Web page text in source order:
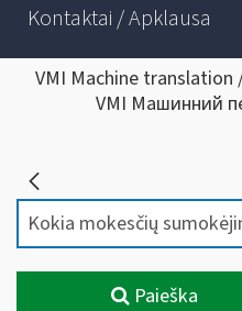
Kontaktai / Apklausa
VMI Machine
VMI Машинний
Paieška